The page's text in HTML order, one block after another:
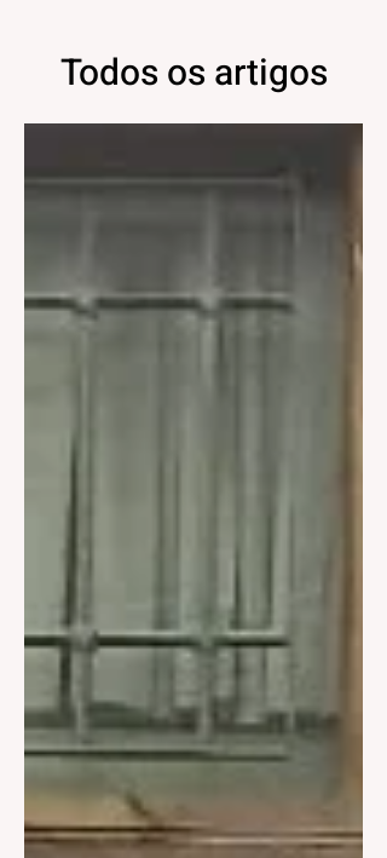
Todos os artigos